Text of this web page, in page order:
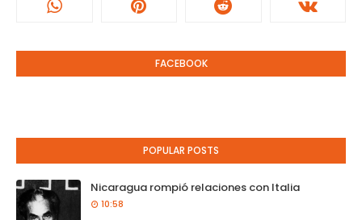
FACEBOOK
POPULAR POSTS
Nicaragua rompió relaciones con Italia
10:58